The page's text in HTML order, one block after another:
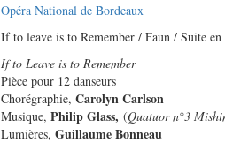
А
Н
И
Ц
А
Opéra National de Bordeaux
If to leave is to Remember / Faun / Suite en
If to Leave is to Remember
Pièce pour 12 danseurs
Chorégraphie, Carolyn Carlson
Musique, Philip Glass, (Quatuor n°3
Lumières, Guillaume Bonneau